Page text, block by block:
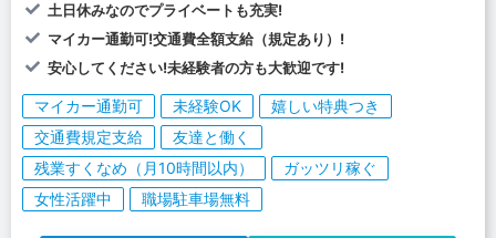
土日休みなのでプライベートも充実!
マイカー通勤可!交通費全額支給（規定あり）!
安心してください!未経験者の方も大歓迎です!
マイカー通勤可 未経験OK
嬉しい特典つき
交通費規定支給
友達と働く
残業すくなめ（月10時間以内）
ガッツリ稼ぐ
女性活躍中
職場駐車場無料